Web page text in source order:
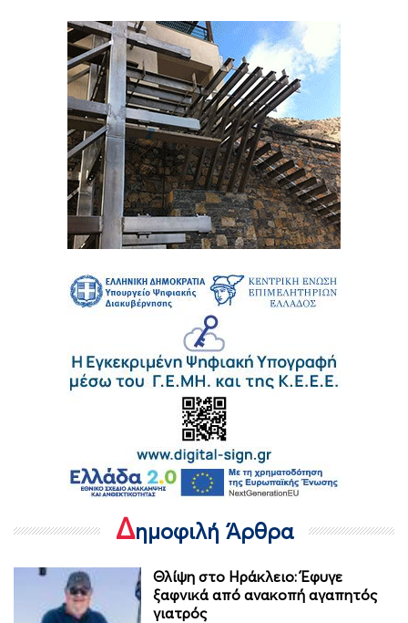
Δημοφιλή Άρθρα
Θλίψη στο Ηράκλειο: Έφυγε
ξαφνικά από ανακοπή αγαπητός
γιατρός